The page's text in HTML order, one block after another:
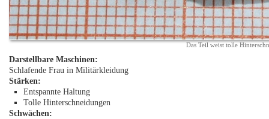
Das Teil weist tolle
Darstellbare Maschinen:
Schlafende Frau in Militärkleidung
Stärken:
Entspannte Haltung
Tolle Hinterschneidungen
Schwächen: